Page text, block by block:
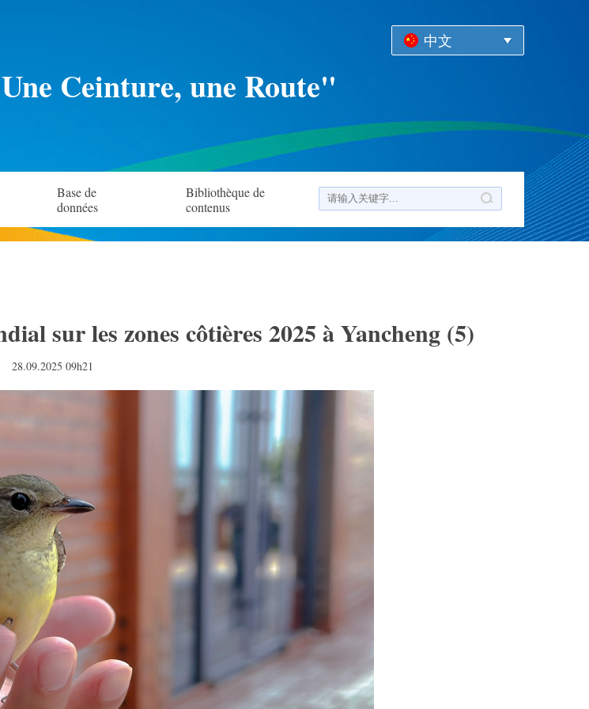
中文
Ceinture, une Route"
Base de
données
Bibliothèque de
contenus
sur les zones côtières 2025 à Yancheng (5)
28.09.2025 09h21